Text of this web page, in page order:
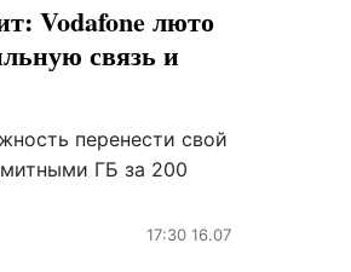
Vodafone люто
связь и
перенести свой
ГБ за 200
17:30 16.07